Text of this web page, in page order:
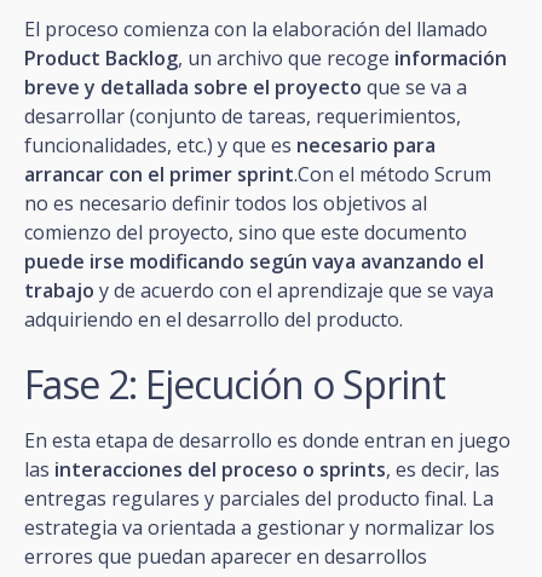
El proceso comienza con la elaboración del llamado
Product Backlog, un archivo que recoge información
breve y detallada sobre el proyecto que se va a
desarrollar (conjunto de tareas, requerimientos,
funcionalidades, etc.) y que es necesario para
arrancar con el primer sprint.Con el método Scrum
no es necesario definir todos los objetivos al
comienzo del proyecto, sino que este documento
puede irse modificando según vaya avanzando el
trabajo y de acuerdo con el aprendizaje que se vaya
adquiriendo en el desarrollo del producto.
Fase 2: Ejecución o Sprint
En esta etapa de desarrollo es donde entran en juego
las interacciones del proceso o sprints, es decir, las
entregas regulares y parciales del producto final. La
estrategia va orientada a gestionar y normalizar los
errores que puedan aparecer en desarrollos